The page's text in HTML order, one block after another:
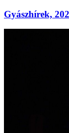
Gyászhírek,